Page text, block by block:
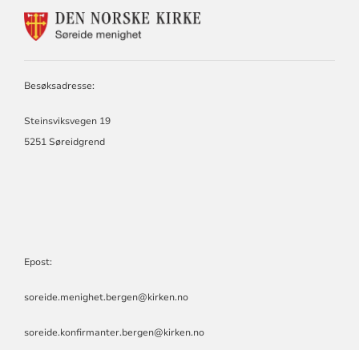
KONTAKTINFORMASJON
Besøksadresse:
Steinsviksvegen 19
5251 Søreidgrend
Epost:
soreide.menighet.bergen@kirken.no
soreide.konfirmanter.bergen@kirken.no